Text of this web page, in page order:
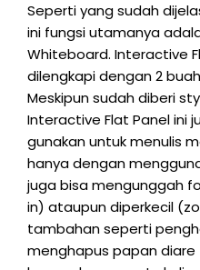
Seperti yang sudah
ini fungsi utamanya
Whiteboard. Interactive
dilengkapi dengan 2
Meskipun sudah diberi
Interactive Flat Panel ini
gunakan untuk menulis
hanya dengan
juga bisa mengunggah
in) ataupun diperkecil
tambahan seperti
menghapus papan